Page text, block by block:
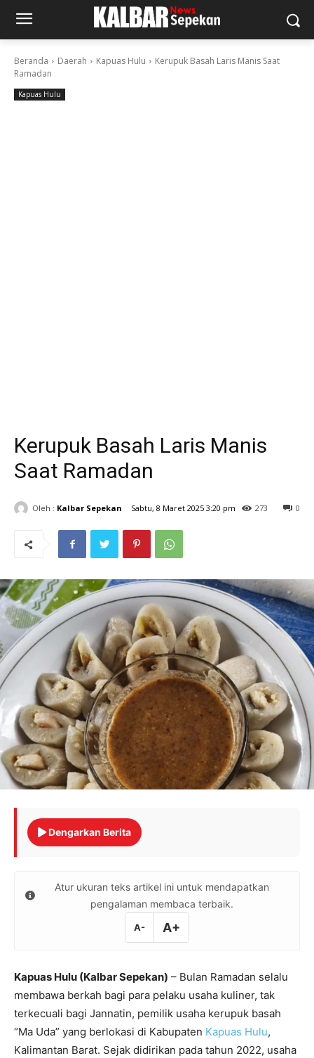
Beranda Daerah Kapuas Hulu
Kerupuk Basah Laris Manis Saat
Ramadan
Kapuas Hulu
Kerupuk Basah Laris Manis
Saat Ramadan
Oleh : Kalbar Sepekan Sabtu, 8 Maret 2025 3:20 pm 0
273
Dengarkan Berita
Atur ukuran teks artikel ini untuk mendapatkan
pengalaman membaca terbaik.
A- A+
Kapuas Hulu (Kalbar Sepekan) – Bulan Ramadan selalu
membawa berkah bagi para pelaku usaha kuliner, tak
terkecuali bagi Jannatin, pemilik usaha kerupuk basah
“Ma Uda” yang berlokasi di Kabupaten Kapuas Hulu,
Kalimantan Barat. Sejak didirikan pada tahun 2022, usaha